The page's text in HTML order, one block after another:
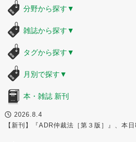
分野から探す ▼
雑誌から探す ▼
タグから探す ▼
月別で探す ▼
本・雑誌 新刊
2026.8.4
【新刊】『ADR仲裁法［第３版］』、本日